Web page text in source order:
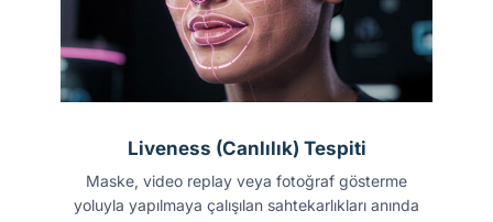
Liveness (Canlılık) Tespiti
Maske, video replay veya fotoğraf gösterme
yoluyla yapılmaya çalışılan sahtekarlıkları anında